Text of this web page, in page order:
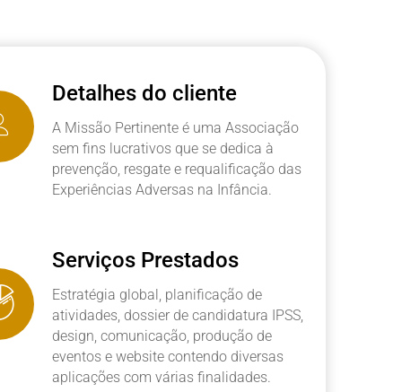
Detalhes do cliente
A Missão Pertinente é uma Associação
sem fins lucrativos que se dedica à
prevenção, resgate e requalificação das
Experiências Adversas na Infância.
Serviços Prestados
Estratégia global, planificação de
atividades, dossier de candidatura IPSS,
design, comunicação, produção de
eventos e website contendo diversas
aplicações com várias finalidades.